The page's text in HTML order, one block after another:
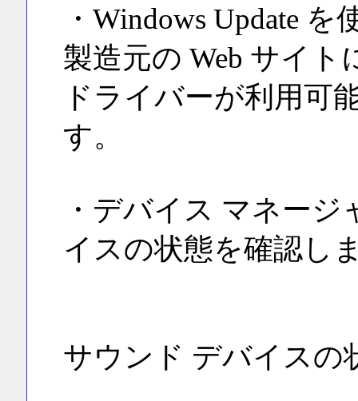
・Windows Update
製造元の Web サイ
ドライバーが利用可
す。
・デバイス マネー
イスの状態を確認し
サウンド デバイスの